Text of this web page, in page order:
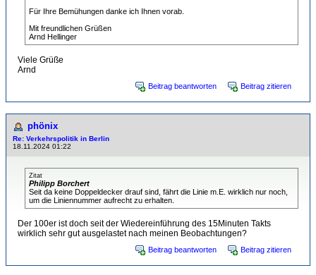
Für Ihre Bemühungen danke ich Ihnen vorab.
Mit freundlichen Grüßen
Arnd Hellinger
Viele Grüße
Arnd
Beitrag beantworten Beitrag zitieren
phönix
Re: Verkehrspolitik in Berlin
18.11.2024 01:22
Zitat
Philipp Borchert
Seit da keine Doppeldecker drauf sind, fährt die Linie m.E. wirklich nur noch,
um die Liniennummer aufrecht zu erhalten.
Der 100er ist doch seit der Wiedereinführung des 15Minuten Takts
wirklich sehr gut ausgelastet nach meinen Beobachtungen?
Beitrag beantworten Beitrag zitieren